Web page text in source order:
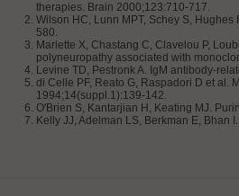
therapies. Brain 2000;123:710-717.
Wilson HC, Lunn MPT, Schey S,
580.
Mariette X, Chastang C, Clavelou P,
polyneuropathy associated with
Levine TD, Pestronk A. IgM antibody-
di Celle PF, Reato G, Raspadori D et al.
1994;14(suppl.1):139-142.
O'Brien S, Kantarjian H, Keating MJ.
Kelly JJ, Adelman LS, Berkman E,